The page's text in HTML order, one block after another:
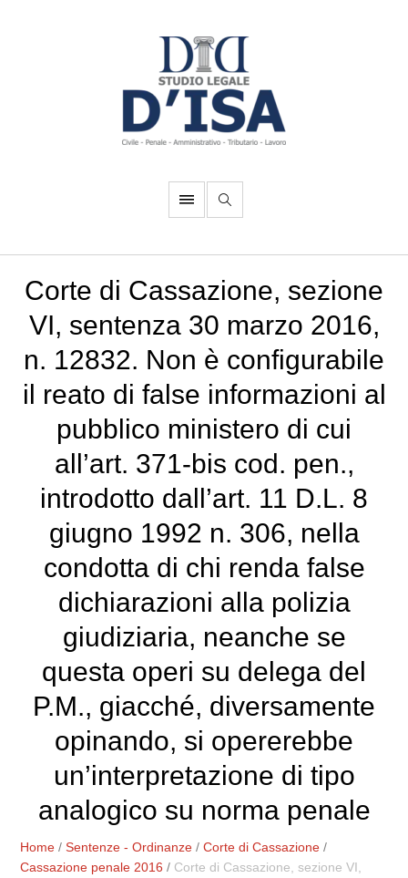
Corte di Cassazione, sezione
VI, sentenza 30 marzo 2016,
n. 12832. Non è configurabile
il reato di false informazioni al
pubblico ministero di cui
all’art. 371-bis cod. pen.,
introdotto dall’art. 11 D.L. 8
giugno 1992 n. 306, nella
condotta di chi renda false
dichiarazioni alla polizia
giudiziaria, neanche se
questa operi su delega del
P.M., giacché, diversamente
opinando, si opererebbe
un’interpretazione di tipo
analogico su norma penale
Home /Sentenze - Ordinanze /Corte di Cassazione /
Cassazione penale 2016 / Corte di Cassazione, sezione VI,